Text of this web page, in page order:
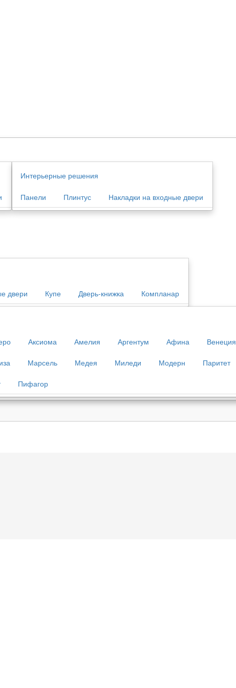
Интерьерные решения
Панели Плинтус Накладки на входные двери
двери Купе Дверь-книжка Компланар
Аксиома Амелия Аргентум Афина Венеция
Марсель Медея Миледи Модерн Паритет
Пифагор